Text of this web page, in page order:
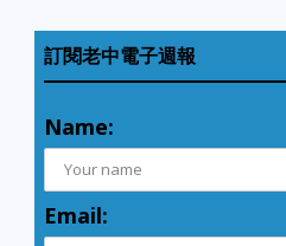
訂閱老中電子週報
Name:
Email: